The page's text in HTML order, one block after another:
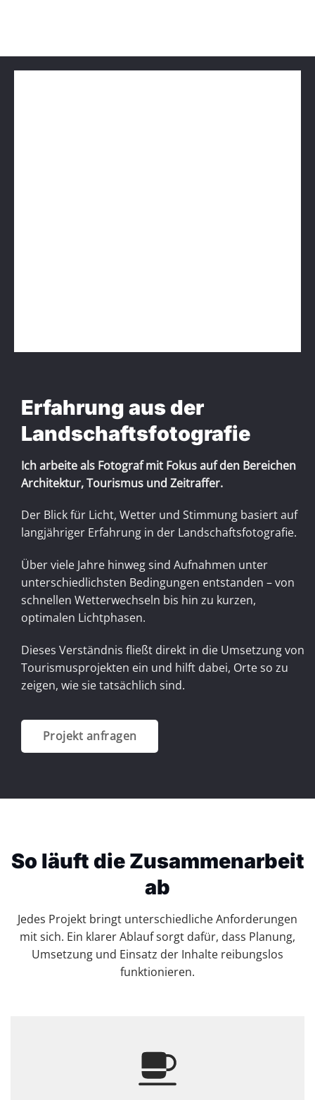
Erfahrung aus der
Landschaftsfotografie
Ich arbeite als Fotograf mit Fokus auf den Bereichen
Architektur, Tourismus und Zeitraffer.
Der Blick für Licht, Wetter und Stimmung basiert auf
langjähriger Erfahrung in der Landschaftsfotografie.
Über viele Jahre hinweg sind Aufnahmen unter
unterschiedlichsten Bedingungen entstanden – von
schnellen Wetterwechseln bis hin zu kurzen,
optimalen Lichtphasen.
Dieses Verständnis fließt direkt in die Umsetzung von
Tourismusprojekten ein und hilft dabei, Orte so zu
zeigen, wie sie tatsächlich sind.
Projekt anfragen
So läuft die Zusammenarbeit
ab
Jedes Projekt bringt unterschiedliche Anforderungen
mit sich. Ein klarer Ablauf sorgt dafür, dass Planung,
Umsetzung und Einsatz der Inhalte reibungslos
funktionieren.